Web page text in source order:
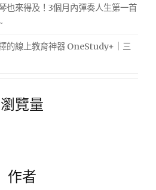
也來得及！3個月內彈奏人生第一首
的線上教育神器 OneStudy+｜三
瀏覽量
作者